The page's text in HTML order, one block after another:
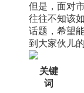
但是，面对
往往不知该
话题，希望
到大家伙儿
关键
词